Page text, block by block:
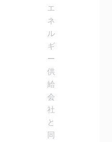
エ
ネ
ル
ギ
ー
供
給
会
社
と
同